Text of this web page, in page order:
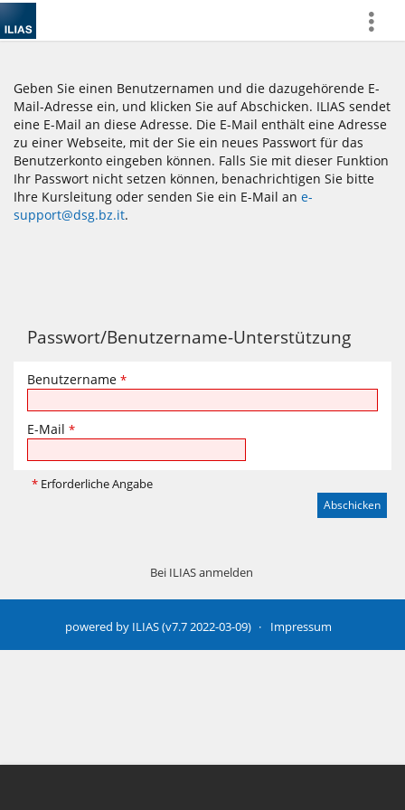
more
Geben Sie einen Benutzernamen und die dazugehörende E-
Mail-Adresse ein, und klicken Sie auf Abschicken. ILIAS sendet
eine E-Mail an diese Adresse. Die E-Mail enthält eine Adresse
zu einer Webseite, mit der Sie ein neues Passwort für das
Benutzerkonto eingeben können. Falls Sie mit dieser Funktion
Ihr Passwort nicht setzen können, benachrichtigen Sie bitte
Ihre Kursleitung oder senden Sie ein E-Mail an e-
support@dsg.bz.it.
Passwort/Benutzername-Unterstützung
Benutzername *
E-Mail *
* Erforderliche Angabe
Bei ILIAS anmelden
powered by ILIAS (v7.7 2022-03-09) Impressum